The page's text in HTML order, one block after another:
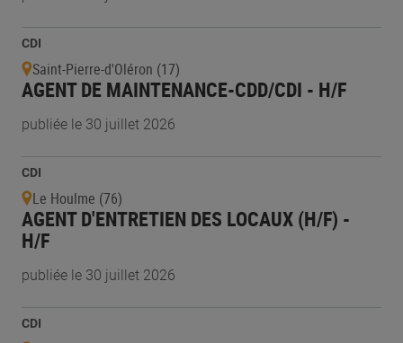
CDI
Saint-Pierre-d'Oléron (17)
AGENT DE MAINTENANCE-CDD/CDI - H/F
publiée le 30 juillet 2026
CDI
Le Houlme (76)
AGENT D'ENTRETIEN DES LOCAUX (H/F) -
H/F
publiée le 30 juillet 2026
CDI